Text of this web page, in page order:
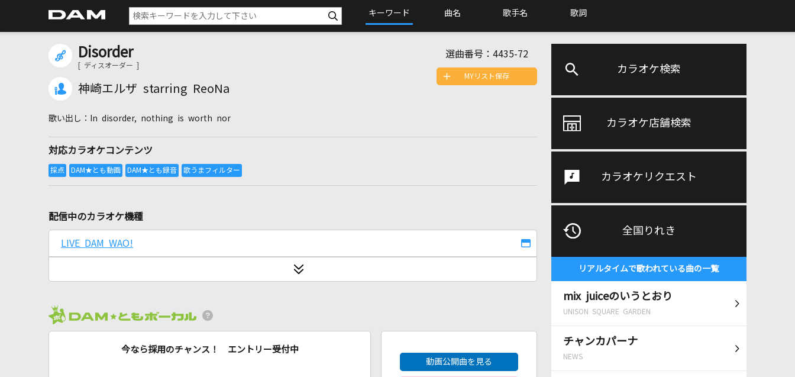
キーワード 曲名 歌手名 歌詞
カラオケ検索
カラオケ店舗検索
カラオケリクエスト
全国りれき
リアルタイムで歌われている曲の一覧
mix juiceのいうとおり
UNISON SQUARE GARDEN
チャンカパーナ
NEWS
Disorder
[ ディスオーダー ]
神崎エルザ starring ReoNa
選曲番号： 4435-72
In disorder, nothing is worth nor
対応カラオケコンテンツ
MYリスト保存
配信中のカラオケ機種
LIVE DAM WAO!
今なら採用のチャンス！ エントリー受付中
動画公開曲を見る